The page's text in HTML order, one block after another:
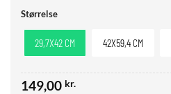
Størrelse
29,7X42 CM 42X59,4 CM
149,00 kr.